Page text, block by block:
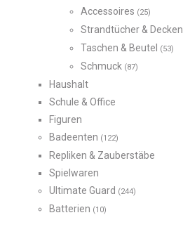
Accessoires (25)
Strandtücher & Decken
Taschen & Beutel (53)
Schmuck (87)
Haushalt
Schule & Office
Figuren
Badeenten (122)
Repliken & Zauberstäbe
Spielwaren
Ultimate Guard (244)
Batterien (10)